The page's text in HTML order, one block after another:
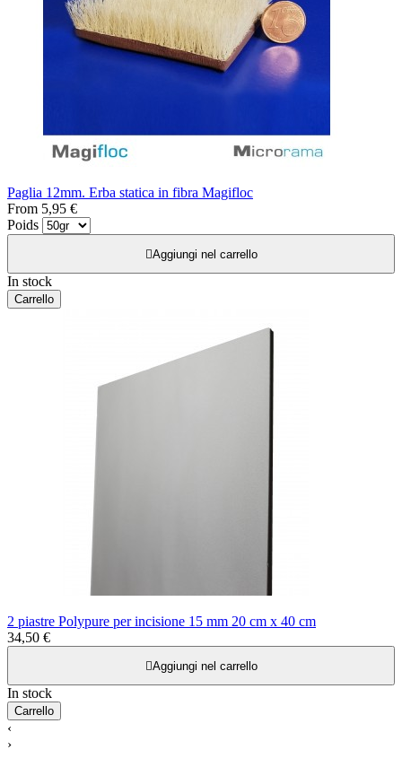
Paglia 12mm. Erba statica in fibra Magifloc
From 5,95 €
Poids
Aggiungi nel carrello
In stock
Carrello
2 piastre Polypure per incisione 15 mm 20 cm x 40 cm
34,50 €
Aggiungi nel carrello
In stock
Carrello
‹
›